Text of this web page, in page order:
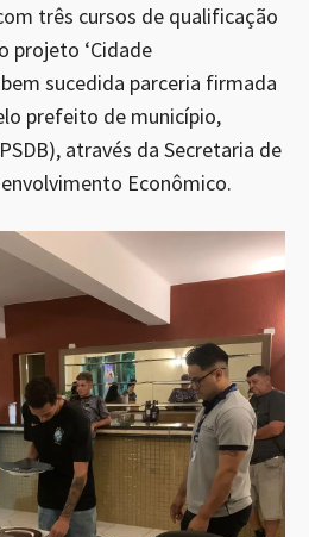
três cursos de qualificação
projeto ‘Cidade
sucedida parceria firmada
prefeito de município,
através da Secretaria de
Econômico.